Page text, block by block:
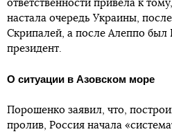
ответственности привела к
настала очередь Украины,
Скрипалей, а после Алеппо был
президент.
О ситуации в Азовском море
Порошенко заявил, что,
пролив, Россия начала